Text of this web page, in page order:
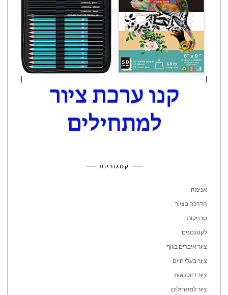
קטגוריות
אנימה
הדרכה בציור
טכניקות
לקטנטנים
ציור איברים בגוף
ציור בעלי חיים
ציור דיוקנאות
ציור למתחילים